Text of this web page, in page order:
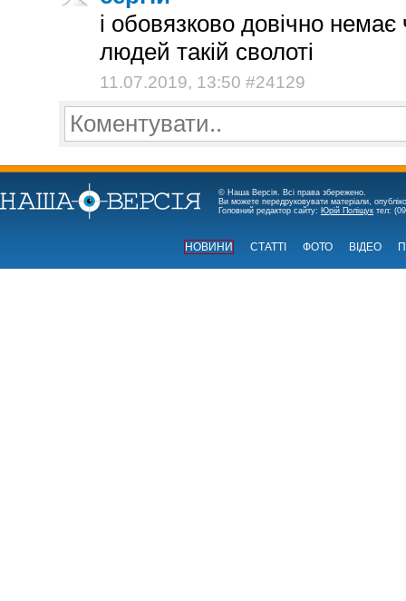
і обовязково довічно
людей такій сволоті
11.07.2019, 13:50 #24129
Коментувати..
© Наша Версія. Всі права збережено.
Ви можете передруковувати матеріали,
Головний редактор сайту: Юрій Поліщук тел:
НОВИНИ СТАТТІ ФОТО ВІДЕО